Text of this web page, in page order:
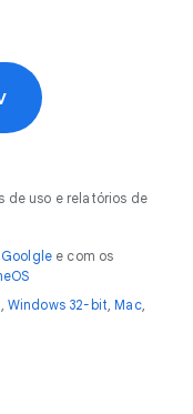
de uso e relatórios de
e com os
, Windows 32-bit, Mac,